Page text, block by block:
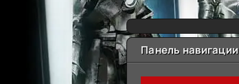
Панель навигации